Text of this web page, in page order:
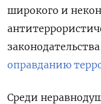
широкого и
оправданию
Среди